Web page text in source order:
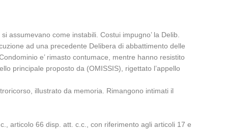
assumevano come instabili. Costui impugno’ la Delib.
ad una precedente Delibera di abbattimento delle
e’ rimasto contumace, mentre hanno resistito
principale proposto da (OMISSIS), rigettato l’appello
illustrato da memoria. Rimangono intimati il
articolo 66 disp. att. c.c., con riferimento agli articoli 17 e